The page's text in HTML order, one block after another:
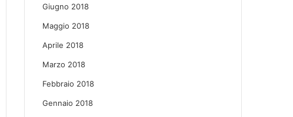
Giugno 2018
Maggio 2018
Aprile 2018
Marzo 2018
Febbraio 2018
Gennaio 2018